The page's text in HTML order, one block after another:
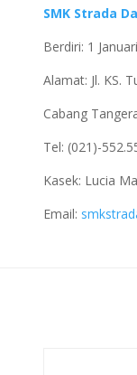
SMK Strada
Berdiri: 1
Alamat: Jl. KS.
Cabang
Tel: (021)-
Kasek: Lucia
Email: